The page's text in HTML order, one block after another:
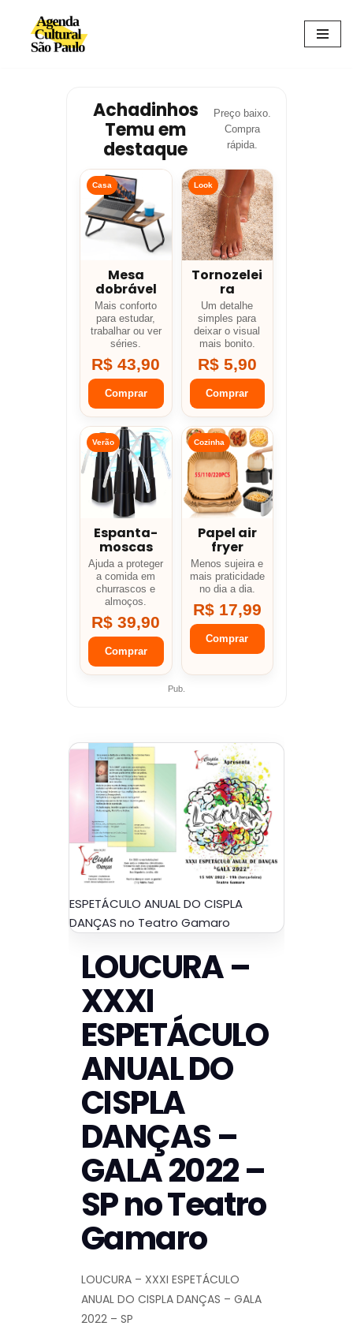
Avançar
Achadinhos
Temu em
destaque
Preço baixo.
Compra
rápida.
Casa
Mesa
dobrável
Mais conforto
para estudar,
trabalhar ou ver
séries.
R$ 43,90
Comprar
Look
Tornozelei
ra
Um detalhe
simples para
deixar o visual
mais bonito.
R$ 5,90
Comprar
Verão
Espanta-
moscas
Ajuda a proteger
a comida em
churrascos e
almoços.
R$ 39,90
Comprar
Cozinha
Papel air
fryer
Menos sujeira e
mais praticidade
no dia a dia.
R$ 17,99
Comprar
Pub.
ESPETÁCULO ANUAL DO CISPLA
DANÇAS no Teatro Gamaro
LOUCURA –
XXXI
ESPETÁCULO
ANUAL DO
CISPLA
DANÇAS –
GALA 2022 –
SP no Teatro
Gamaro
LOUCURA – XXXI ESPETÁCULO
ANUAL DO CISPLA DANÇAS – GALA
2022 – SP